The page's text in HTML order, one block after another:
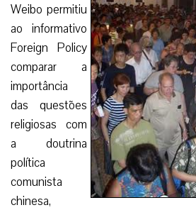
Weibo permitiu
ao informativo
Foreign Policy
comparar a
importância
das questões
religiosas com
a doutrina
política
comunista
chinesa,